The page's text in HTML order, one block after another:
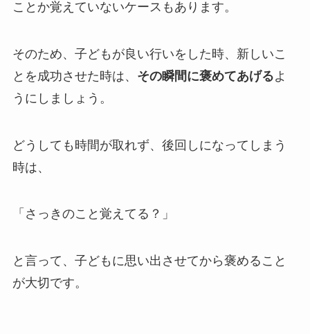
ことか覚えていないケースもあります。
そのため、子どもが良い行いをした時、新しいこ
とを成功させた時は、 その瞬間に褒めてあげるよ
うにしましょう。
どうしても時間が取れず、後回しになってしまう
時は、
「さっきのこと覚えてる？」
と言って、子どもに思い出させてから褒めること
が大切です。